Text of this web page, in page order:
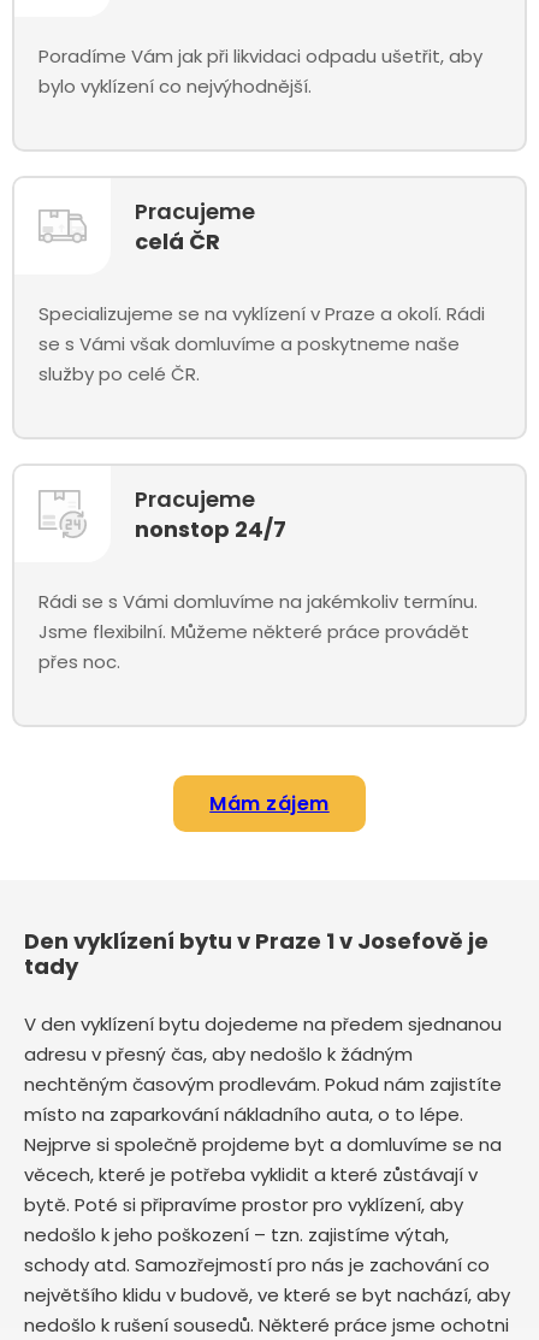
Poradíme Vám jak při likvidaci odpadu ušetřit, aby
bylo vyklízení co nejvýhodnější.
Pracujeme
celá ČR
Specializujeme se na vyklízení v Praze a okolí. Rádi
se s Vámi však domluvíme a poskytneme naše
služby po celé ČR.
Pracujeme
nonstop 24/7
Rádi se s Vámi domluvíme na jakémkoliv termínu.
Jsme flexibilní. Můžeme některé práce provádět
přes noc.
Mám zájem
Den vyklízení bytu v Praze 1 v Josefově je
tady
V den vyklízení bytu dojedeme na předem sjednanou
adresu v přesný čas, aby nedošlo k žádným
nechtěným časovým prodlevám. Pokud nám zajistíte
místo na zaparkování nákladního auta, o to lépe.
Nejprve si společně projdeme byt a domluvíme se na
věcech, které je potřeba vyklidit a které zůstávají v
bytě. Poté si připravíme prostor pro vyklízení, aby
nedošlo k jeho poškození – tzn. zajistíme výtah,
schody atd. Samozřejmostí pro nás je zachování co
největšího klidu v budově, ve které se byt nachází, aby
nedošlo k rušení sousedů. Některé práce jsme ochotni